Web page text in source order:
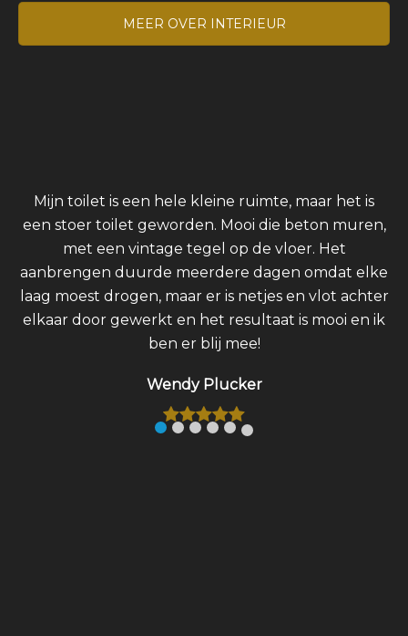
MEER OVER INTERIEUR
Mijn toilet is een hele kleine ruimte, maar het is
een stoer toilet geworden. Mooi die beton muren,
met een vintage tegel op de vloer. Het
aanbrengen duurde meerdere dagen omdat elke
laag moest drogen, maar er is netjes en vlot achter
elkaar door gewerkt en het resultaat is mooi en ik
ben er blij mee!
Wendy Plucker